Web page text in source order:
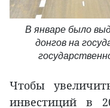
В январе было
донгов на
Чтобы
инвестиций в